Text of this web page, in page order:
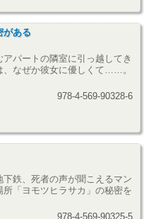
がある
パートの隣室に引っ越してき
、なぜか彼女に優しくて……。
978-4-569-90328-6
鉄、死者の声が聞こえるマン
「ヨモツヒラサカ」の秘密を
978-4-569-90325-5